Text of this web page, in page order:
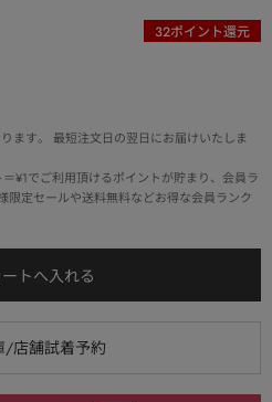
32ポイント還元
ます。 最短注文日の翌日にお届けいたしま
¥1でご利用頂けるポイントが貯まり、会員ラ
限定セールや送料無料などお得な会員ランク